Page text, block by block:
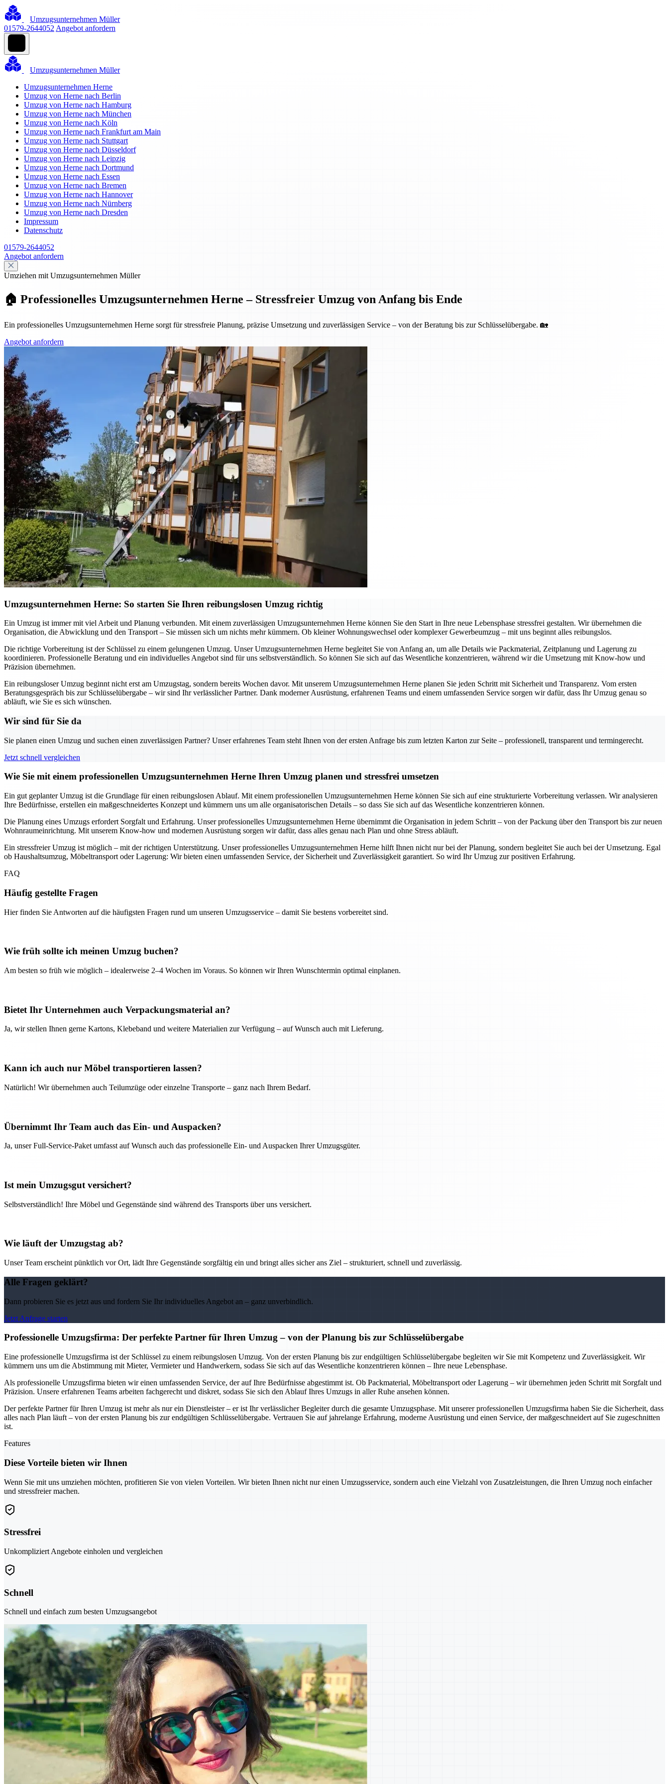
Umzugsunternehmen Müller
01579-2644052 Angebot anfordern
Umzugsunternehmen Müller
Umzugsunternehmen Herne
Umzug von Herne nach Berlin
Umzug von Herne nach Hamburg
Umzug von Herne nach München
Umzug von Herne nach Köln
Umzug von Herne nach Frankfurt am Main
Umzug von Herne nach Stuttgart
Umzug von Herne nach Düsseldorf
Umzug von Herne nach Leipzig
Umzug von Herne nach Dortmund
Umzug von Herne nach Essen
Umzug von Herne nach Bremen
Umzug von Herne nach Hannover
Umzug von Herne nach Nürnberg
Umzug von Herne nach Dresden
Impressum
Datenschutz
01579-2644052
Angebot anfordern
Umziehen mit Umzugsunternehmen Müller
🏠 Professionelles Umzugsunternehmen Herne – Stressfreier Umzug von Anfang bis Ende
Ein professionelles Umzugsunternehmen Herne sorgt für stressfreie Planung, präzise Umsetzung und zuverlässigen Service – von der Beratung bis zur Schlüsselübergabe. 🏡
Angebot anfordern
Umzugsunternehmen Herne: So starten Sie Ihren reibungslosen Umzug richtig
Ein Umzug ist immer mit viel Arbeit und Planung verbunden. Mit einem zuverlässigen Umzugsunternehmen Herne können Sie den Start in Ihre neue Lebensphase stressfrei gestalten. Wir übernehmen die
Organisation, die Abwicklung und den Transport – Sie müssen sich um nichts mehr kümmern. Ob kleiner Wohnungswechsel oder komplexer Gewerbeumzug – mit uns beginnt alles reibungslos.
Die richtige Vorbereitung ist der Schlüssel zu einem gelungenen Umzug. Unser Umzugsunternehmen Herne begleitet Sie von Anfang an, um alle Details wie Packmaterial, Zeitplanung und Lagerung zu
koordinieren. Professionelle Beratung und ein individuelles Angebot sind für uns selbstverständlich. So können Sie sich auf das Wesentliche konzentrieren, während wir die Umsetzung mit Know-how und
Präzision übernehmen.
Ein reibungsloser Umzug beginnt nicht erst am Umzugstag, sondern bereits Wochen davor. Mit unserem Umzugsunternehmen Herne planen Sie jeden Schritt mit Sicherheit und Transparenz. Vom ersten
Beratungsgespräch bis zur Schlüsselübergabe – wir sind Ihr verlässlicher Partner. Dank moderner Ausrüstung, erfahrenen Teams und einem umfassenden Service sorgen wir dafür, dass Ihr Umzug genau so
abläuft, wie Sie es sich wünschen.
Wir sind für Sie da
Sie planen einen Umzug und suchen einen zuverlässigen Partner? Unser erfahrenes Team steht Ihnen von der ersten Anfrage bis zum letzten Karton zur Seite – professionell, transparent und termingerecht.
Jetzt schnell vergleichen
Wie Sie mit einem professionellen Umzugsunternehmen Herne Ihren Umzug planen und stressfrei umsetzen
Ein gut geplanter Umzug ist die Grundlage für einen reibungslosen Ablauf. Mit einem professionellen Umzugsunternehmen Herne können Sie sich auf eine strukturierte Vorbereitung verlassen. Wir analysieren
Ihre Bedürfnisse, erstellen ein maßgeschneidertes Konzept und kümmern uns um alle organisatorischen Details – so dass Sie sich auf das Wesentliche konzentrieren können.
Die Planung eines Umzugs erfordert Sorgfalt und Erfahrung. Unser professionelles Umzugsunternehmen Herne übernimmt die Organisation in jedem Schritt – von der Packung über den Transport bis zur neuen
Wohnraumeinrichtung. Mit unserem Know-how und modernen Ausrüstung sorgen wir dafür, dass alles genau nach Plan und ohne Stress abläuft.
Ein stressfreier Umzug ist möglich – mit der richtigen Unterstützung. Unser professionelles Umzugsunternehmen Herne hilft Ihnen nicht nur bei der Planung, sondern begleitet Sie auch bei der Umsetzung. Egal
ob Haushaltsumzug, Möbeltransport oder Lagerung: Wir bieten einen umfassenden Service, der Sicherheit und Zuverlässigkeit garantiert. So wird Ihr Umzug zur positiven Erfahrung.
FAQ
Häufig gestellte Fragen
Hier finden Sie Antworten auf die häufigsten Fragen rund um unseren Umzugsservice – damit Sie bestens vorbereitet sind.
Wie früh sollte ich meinen Umzug buchen?
Am besten so früh wie möglich – idealerweise 2–4 Wochen im Voraus. So können wir Ihren Wunschtermin optimal einplanen.
Bietet Ihr Unternehmen auch Verpackungsmaterial an?
Ja, wir stellen Ihnen gerne Kartons, Klebeband und weitere Materialien zur Verfügung – auf Wunsch auch mit Lieferung.
Kann ich auch nur Möbel transportieren lassen?
Natürlich! Wir übernehmen auch Teilumzüge oder einzelne Transporte – ganz nach Ihrem Bedarf.
Übernimmt Ihr Team auch das Ein- und Auspacken?
Ja, unser Full-Service-Paket umfasst auf Wunsch auch das professionelle Ein- und Auspacken Ihrer Umzugsgüter.
Ist mein Umzugsgut versichert?
Selbstverständlich! Ihre Möbel und Gegenstände sind während des Transports über uns versichert.
Wie läuft der Umzugstag ab?
Unser Team erscheint pünktlich vor Ort, lädt Ihre Gegenstände sorgfältig ein und bringt alles sicher ans Ziel – strukturiert, schnell und zuverlässig.
Alle Fragen geklärt?
Dann probieren Sie es jetzt aus und fordern Sie Ihr individuelles Angebot an – ganz unverbindlich.
Jetzt Anfrage starten
Professionelle Umzugsfirma: Der perfekte Partner für Ihren Umzug – von der Planung bis zur Schlüsselübergabe
Eine professionelle Umzugsfirma ist der Schlüssel zu einem reibungslosen Umzug. Von der ersten Planung bis zur endgültigen Schlüsselübergabe begleiten wir Sie mit Kompetenz und Zuverlässigkeit. Wir
kümmern uns um die Abstimmung mit Mieter, Vermieter und Handwerkern, sodass Sie sich auf das Wesentliche konzentrieren können – Ihre neue Lebensphase.
Als professionelle Umzugsfirma bieten wir einen umfassenden Service, der auf Ihre Bedürfnisse abgestimmt ist. Ob Packmaterial, Möbeltransport oder Lagerung – wir übernehmen jeden Schritt mit Sorgfalt und
Präzision. Unsere erfahrenen Teams arbeiten fachgerecht und diskret, sodass Sie sich den Ablauf Ihres Umzugs in aller Ruhe ansehen können.
Der perfekte Partner für Ihren Umzug ist mehr als nur ein Dienstleister – er ist Ihr verlässlicher Begleiter durch die gesamte Umzugsphase. Mit unserer professionellen Umzugsfirma haben Sie die Sicherheit, dass
alles nach Plan läuft – von der ersten Planung bis zur endgültigen Schlüsselübergabe. Vertrauen Sie auf jahrelange Erfahrung, moderne Ausrüstung und einen Service, der maßgeschneidert auf Sie zugeschnitten
ist.
Features
Diese Vorteile bieten wir Ihnen
Wenn Sie mit uns umziehen möchten, profitieren Sie von vielen Vorteilen. Wir bieten Ihnen nicht nur einen Umzugsservice, sondern auch eine Vielzahl von Zusatzleistungen, die Ihren Umzug noch einfacher
und stressfreier machen.
Stressfrei
Unkompliziert Angebote einholen und vergleichen
Schnell
Schnell und einfach zum besten Umzugsangebot